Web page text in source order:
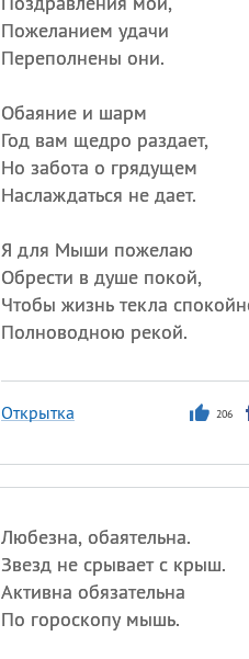
Пожеланием удачи
Переполнены они.
Обаяние и шарм
Год вам щедро раздает,
Но забота о грядущем
Наслаждаться не дает.
Я для Мыши пожелаю
Обрести в душе покой,
Чтобы жизнь текла
Полноводною рекой.
Открытка 206
Любезна, обаятельна.
Звезд не срывает с крыш.
Активна обязательна
По гороскопу мышь.